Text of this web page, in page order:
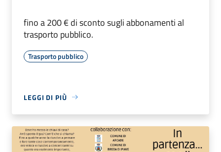
fino a 200 € di sconto sugli abbonamenti al
trasporto pubblico.
Trasporto pubblico
LEGGI DI PIÙ